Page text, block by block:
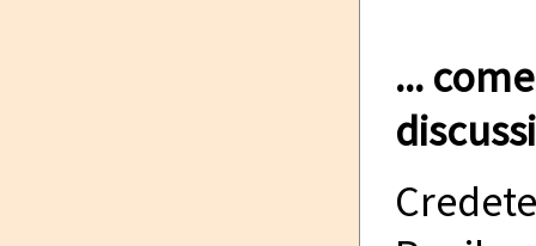
...